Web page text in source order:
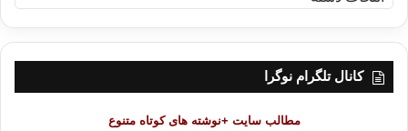
ه
ر
کانال تلگرام نوگرا
مطالب سایت +نوشته های کوتاه متنوع